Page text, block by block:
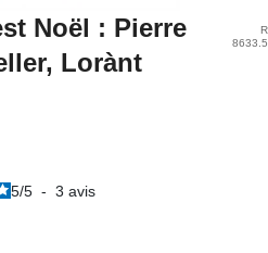
Noël : Pierre
Lorànt
5/5 - 3 avis